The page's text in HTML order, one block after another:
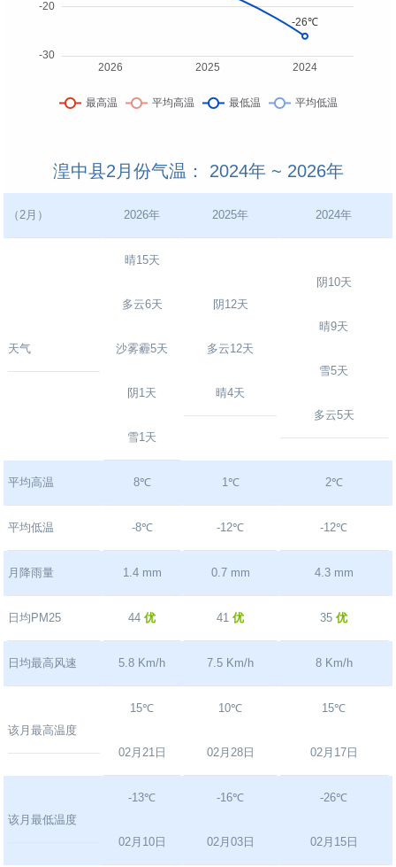
湟中县2月份气温： 2024年 ~ 2026年
（2月） 2026年 2025年 2024年
天气
晴15天
多云6天
沙雾霾5天
阴1天
雪1天
阴12天
多云12天
晴4天
阴10天
晴9天
雪5天
多云5天
平均高温 8℃ 1℃ 2℃
平均低温 -8℃ -12℃ -12℃
月降雨量 1.4 mm 0.7 mm 4.3 mm
日均PM25 44优 41优 35优
日均最高风速 5.8 Km/h 7.5 Km/h 8 Km/h
该月最高温度
15℃
02月21日
10℃
02月28日
15℃
02月17日
该月最低温度
-13℃
02月10日
-16℃
02月03日
-26℃
02月15日